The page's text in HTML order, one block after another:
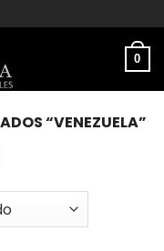
0
“VENEZUELA”